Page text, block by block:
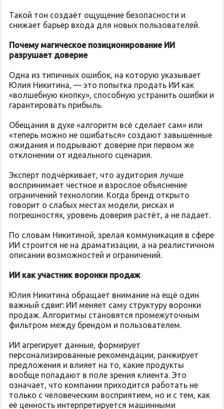
Такой тон создаёт ощущение безопасности и
снижает барьер входа для новых пользователей.
Почему магическое позиционирование ИИ
разрушает доверие
Одна из типичных ошибок, на которую указывает
Юлия Никитина, — это попытка продать ИИ как
«волшебную кнопку», способную устранить ошибки и
гарантировать прибыль.
Обещания в духе «алгоритм всё сделает сам» или
«теперь можно не ошибаться» создают завышенные
ожидания и подрывают доверие при первом же
отклонении от идеального сценария.
Эксперт подчёркивает, что аудитория лучше
воспринимает честное и взрослое объяснение
ограничений технологии. Когда бренд открыто
говорит о слабых местах модели, рисках и
погрешностях, уровень доверия растёт, а не падает.
По словам Никитиной, зрелая коммуникация в сфере
ИИ строится не на драматизации, а на реалистичном
описании возможностей и ограничений.
ИИ как участник воронки продаж
Юлия Никитина обращает внимание на ещё один
важный сдвиг: ИИ меняет саму структуру воронки
продаж. Алгоритмы становятся промежуточным
фильтром между брендом и пользователем.
ИИ агрегирует данные, формирует
персонализированные рекомендации, ранжирует
предложения и влияет на то, какие продукты
вообще попадают в поле зрения клиента. Это
означает, что компании приходится работать не
только с человеческим восприятием, но и с тем, как
её ценность интерпретируется машинными